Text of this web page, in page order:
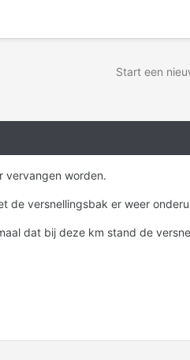
Start een
vervangen worden.
de versnellingsbak er weer
dat bij deze km stand de